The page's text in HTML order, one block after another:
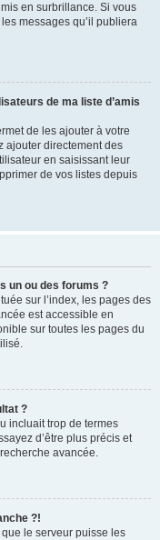
en surbrillance. Si vous
messages qu’il publiera
de ma liste d’amis
de les ajouter à votre
ajouter directement des
en saisissant leur
de vos listes depuis
un ou des forums ?
sur l’index, les pages des
est accessible en
sur toutes les pages du
?
incluait trop de termes
d’être plus précis et
avancée.
?!
le serveur puisse les